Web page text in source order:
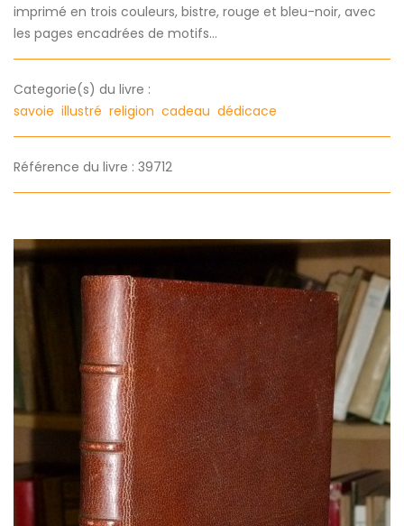
imprimé en trois couleurs, bistre, rouge et bleu-noir, avec
les pages encadrées de motifs...
Categorie(s) du livre :
savoie illustré religion cadeau dédicace
Référence du livre : 39712